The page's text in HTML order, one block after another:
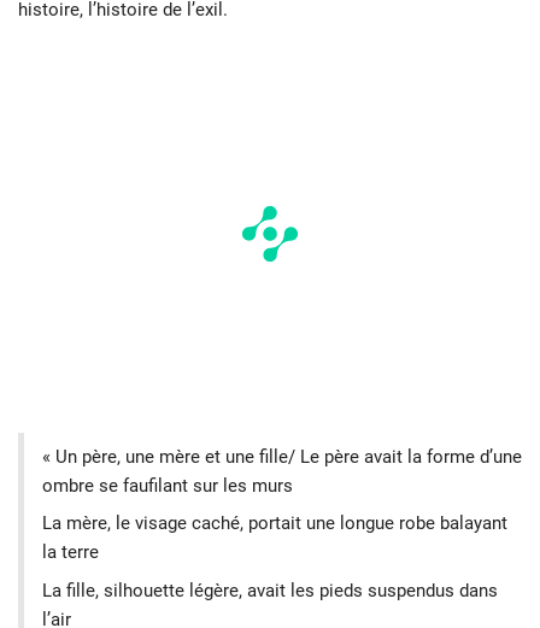
histoire, l’histoire de l’exil.
« Un père, une mère et une fille/ Le père avait la forme d’une
ombre se faufilant sur les murs
La mère, le visage caché, portait une longue robe balayant
la terre
La fille, silhouette légère, avait les pieds suspendus dans
l’air